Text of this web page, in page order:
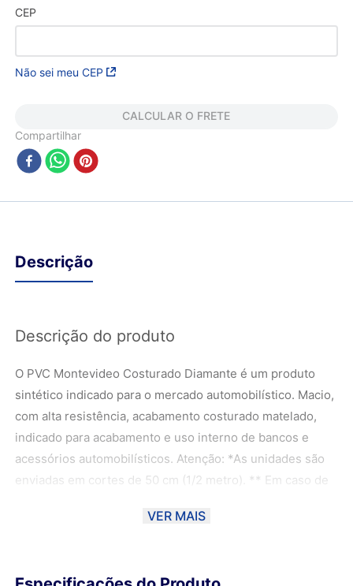
CEP
Não sei meu CEP
CALCULAR O FRETE
Compartilhar
Descrição
Descrição do produto
O PVC Montevideo Costurado Diamante é um produto
sintético indicado para o mercado automobilístico. Macio,
com alta resistência, acabamento costurado matelado,
indicado para acabamento e uso interno de bancos e
acessórios automobilísticos. Atenção: *As unidades são
enviadas em cortes de 50 cm (1/2 metro). ** Em caso de
cortes de 50 cm (1/2 metro). Exemplo: - 2 unidades de 50
VER MAIS